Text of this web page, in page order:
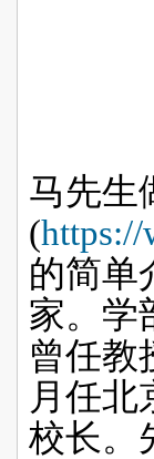
马先生
(
的简单
家。学
曾任教
月任北
校长。